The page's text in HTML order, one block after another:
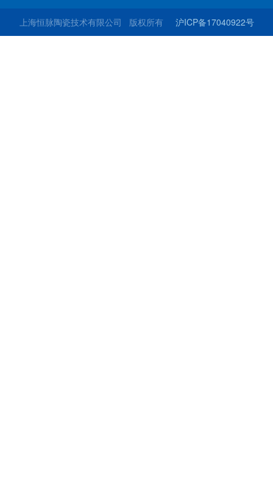
上海恒脉陶瓷技术有限公司 版权所有 沪ICP备17040922号